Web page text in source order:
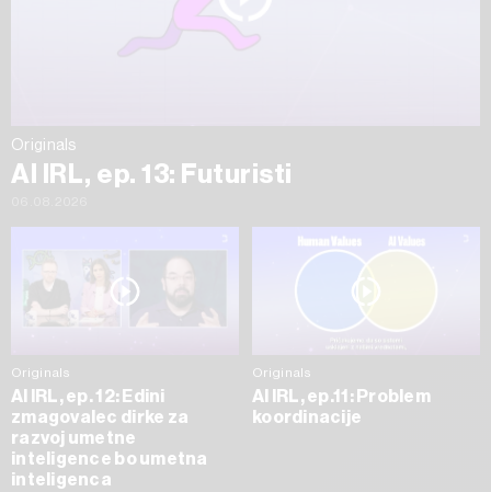
Originals
AI IRL, ep. 13: Futuristi
Originals
AI IRL, ep. 12: Edini
zmagovalec dirke za
razvoj umetne
inteligence bo umetna
inteligenca
Originals
AI IRL, ep.11: Problem
koordinacije